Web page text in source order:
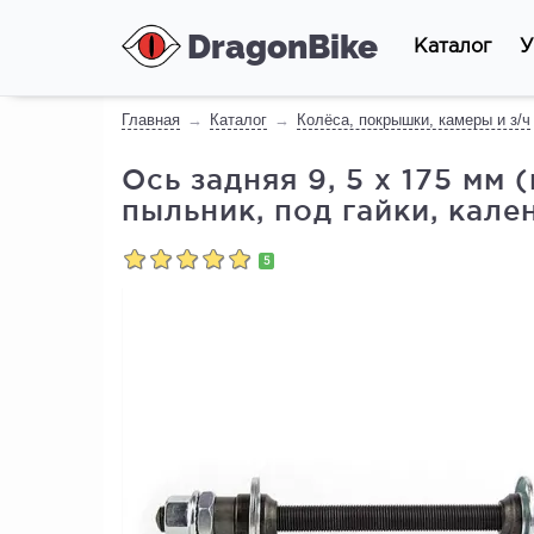
DragonBike Каталог
Главная Каталог Колёса, покрышки, камеры и з/ч
Ось задняя 9, 5 х 175 мм
пыльник, под гайки,
5